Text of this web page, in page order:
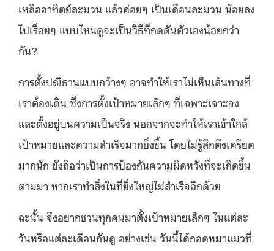
เหลืออาทิตย์ละมวน แล้วค่อยๆ เป็นเดือนละมวน น้อยลง
ไปเรื่อยๆ แบบไหนดูจะเป็นวิธีที่กดดันตัวเองน้อยกว่า
กัน?
การตั้งปณิธานแบบกว้างๆ อาจทำให้เราไม่เห็นเส้นทางที่
เราต้องเดิน ซึ่งการตั้งเป้าหมายเล็กๆ ที่เฉพาะเจาะจง
และตั้งอยู่บนความเป็นจริง นอกจากจะทำให้เราเข้าใกล้
เป้าหมายและความสำเร็จมากยิ่งขึ้น โดยไม่รู้สึกตึงเครียด
มากนัก ยังถือว่าเป็นการป้องกันความผิดหวังที่จะเกิดขึ้น
ตามมา หากเราทำสิ่งในที่ยิ่งใหญ่ไม่สำเร็จอีกด้วย
ฉะนั้น จึงอยากชวนทุกคนมาตั้งเป้าหมายเล็กๆ ในแต่ละ
วันหรือแต่ละเดือนกันดู อย่างเช่น วันนี้ได้กอดหมาแมวที่